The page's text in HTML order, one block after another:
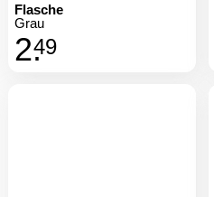
Flasche
Grau
2.49